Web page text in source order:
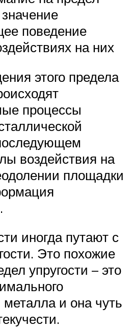
поведение
на них
этого предела
процессы
воздействия на
площадки
иногда путают с
Это похожие
упругости – это
и она чуть